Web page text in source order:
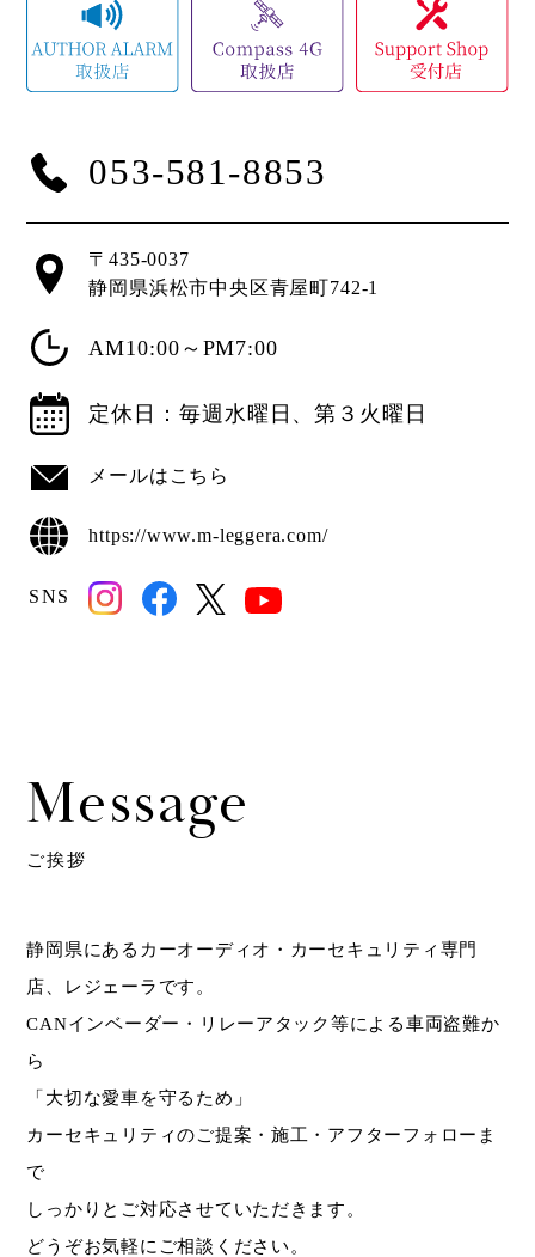
053-581-8853
〒435-0037
静岡県浜松市中央区青屋町742-1
AM10:00～PM7:00
定休日：毎週水曜日、第３火曜日
メールはこちら
https://www.m-leggera.com/
SNS
Message
ご挨拶
静岡県にあるカーオーディオ・カーセキュリティ専門
店、レジェーラです。
CANインベーダー・リレーアタック等による車両盗難か
ら
「大切な愛車を守るため」
カーセキュリティのご提案・施工・アフターフォローま
で
しっかりとご対応させていただきます。
どうぞお気軽にご相談ください。